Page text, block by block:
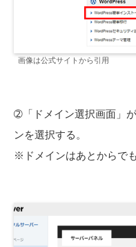
画像は公式サイトから引用
➁「ドメイン選択画面」
ンを選択する。
※ドメインはあとからで